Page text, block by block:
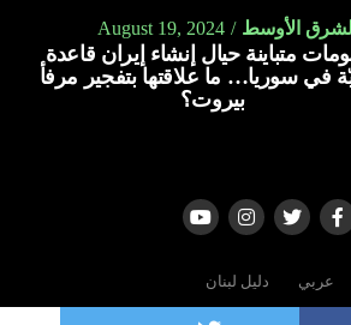
الأوسط August 19, 2024
متباينة حيال إنشاء إيران قاعدة
في سوريا… ما علاقتها بتفجير مرفأ
بيروت؟
عربي دليل لبنان